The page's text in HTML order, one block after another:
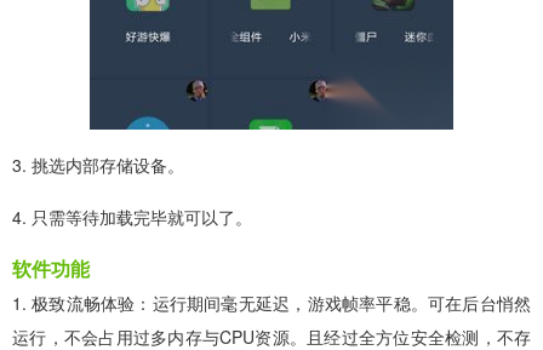
3. 挑选内部存储设备。
4. 只需等待加载完毕就可以了。
软件功能
1. 极致流畅体验：运行期间毫无延迟，游戏帧率平稳。可在后台悄然
运行，不会占用过多内存与CPU资源。且经过全方位安全检测，不存